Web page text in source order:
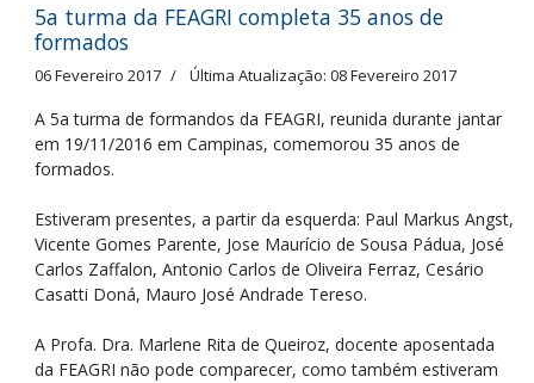
5a turma da FEAGRI completa 35 anos de
formados
06 Fevereiro 2017 Última Atualização: 08 Fevereiro 2017
A 5a turma de formandos da FEAGRI, reunida durante jantar
em 19/11/2016 em Campinas, comemorou 35 anos de
formados.
Estiveram presentes, a partir da esquerda: Paul Markus Angst,
Vicente Gomes Parente, Jose Maurício de Sousa Pádua, José
Carlos Zaffalon, Antonio Carlos de Oliveira Ferraz, Cesário
Casatti Doná, Mauro José Andrade Tereso.
A Profa. Dra. Marlene Rita de Queiroz, docente aposentada
da FEAGRI não pode comparecer, como também estiveram